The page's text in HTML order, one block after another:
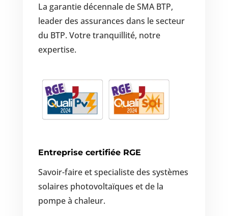
La garantie décennale de SMA BTP,
leader des assurances dans le secteur
du BTP. Votre tranquillité, notre
expertise.
Entreprise certifiée RGE
Savoir-faire et specialistedes systèmes
solaires photovoltaïques et de la
pompe à chaleur.